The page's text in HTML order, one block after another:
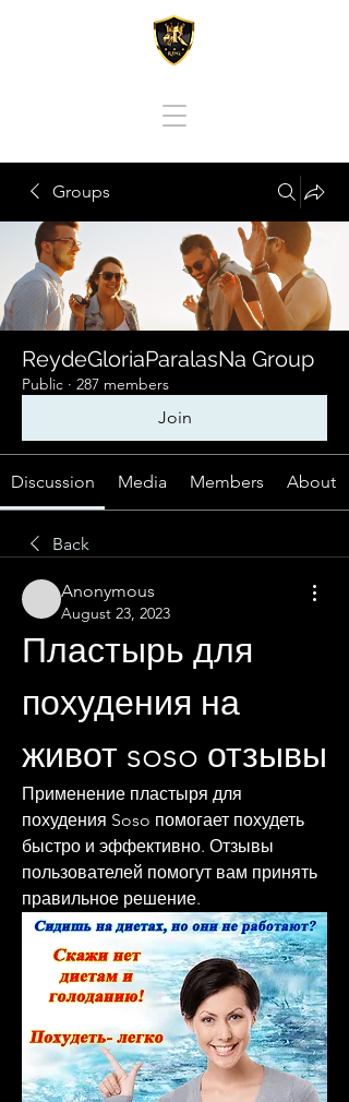
Groups
ReydeGloriaParalasNa Group
Public · 287 members
Join
Discussion Media Members About
Back
Anonymous
August 23, 2023
Пластырь для
похудения на
живот soso отзывы
Применение пластыря для
похудения Soso помогает похудеть
быстро и эффективно. Отзывы
пользователей помогут вам принять
правильное решение.